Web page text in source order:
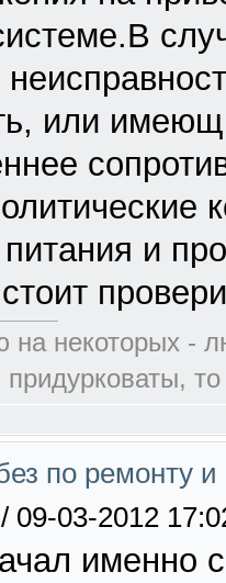
или
и
на некоторых -
придурковаты,
по ремонту
/ 09-03-2012
именно